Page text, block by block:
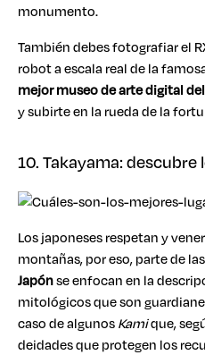
monumento.
También debes fotografiar el
robot a escala real de la
mejor museo de arte digital
y subirte en la rueda de la
10. Takayama: descubre
Los japoneses respetan y
montañas, por eso, parte de las
Japónse enfocan en la
mitológicos que son
caso de algunosKamique,
deidades que protegen los